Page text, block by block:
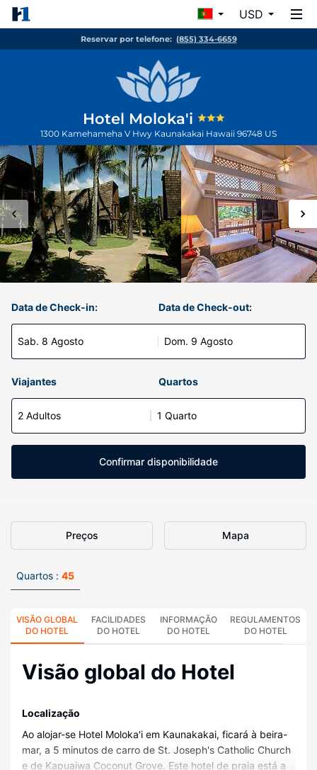
USD
Reservar por telefone: (855) 334-6659
Hotel Moloka'i
1300 Kamehameha V Hwy Kaunakakai Hawaii 96748 US
Data de Check-in:
Sab. 8 Agosto
Data de Check-out:
Dom. 9 Agosto
Viajantes Quartos
2 Adultos 1 Quarto
Confirmar disponibilidade
Preços Mapa
Quartos : 45
VISÃO GLOBAL
DO HOTEL
FACILIDADES
DO HOTEL
INFORMAÇÃO
DO HOTEL
REGULAMENTOS
DO HOTEL
Visão global do Hotel
Localização
Ao alojar-se Hotel Moloka'i em Kaunakakai, ficará à beira-
mar, a 5 minutos de carro de St. Joseph's Catholic Church
e de Kapuaiwa Coconut Grove. Este hotel de praia está a